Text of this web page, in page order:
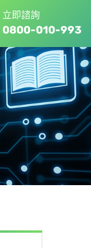
立即諮詢
0800-010-993